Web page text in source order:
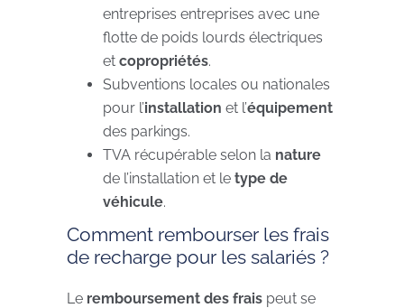
entreprises entreprises avec une
flotte de poids lourds électriques
et copropriétés.
Subventions locales ou nationales
pour l’installation et l’équipement
des parkings.
TVA récupérable selon la nature
de l’installation et le type de
véhicule.
Comment rembourser les frais
de recharge pour les salariés ?
Le remboursement des frais peut se